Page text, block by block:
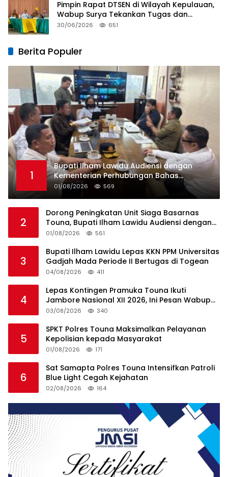
Pimpin Rapat DTSEN di Wilayah Kepulauan,
Wabup Surya Tekankan Tugas dan
Tanggung Jawab Operator
30/06/2026 651
Berita Populer
1
Bupati Ilham Lawidu Audiensi dengan
Kementerian Perhubungan Bahas
Rencana Pembangunan Pelabuhan Ferry
Lebiti
01/08/2026 569
2
Dorong Peningkatan Unit Siaga Basarnas
Touna, Bupati Ilham Lawidu Audiensi dengan
Basarnas Pusat
01/08/2026 561
3
Bupati Ilham Lawidu Lepas KKN PPM Universitas
Gadjah Mada Periode II Bertugas di Togean
04/08/2026 411
4
Lepas Kontingen Pramuka Touna Ikuti
Jambore Nasional XII 2026, Ini Pesan Wabup
Surya
03/08/2026 340
5
SPKT Polres Touna Maksimalkan Pelayanan
Kepolisian kepada Masyarakat
01/08/2026 171
6
Sat Samapta Polres Touna Intensifkan Patroli
Blue Light Cegah Kejahatan
02/08/2026 164